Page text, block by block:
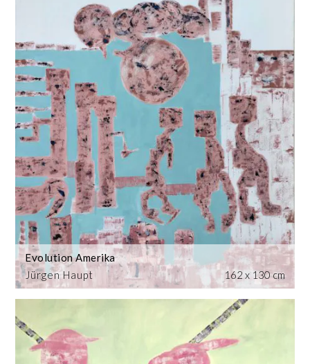
Jürgen Haupt
Evolution Amerika
162 x 130 cm